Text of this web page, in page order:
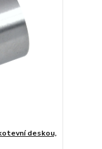
deskou,